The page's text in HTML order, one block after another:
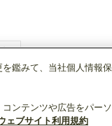
鑑みて、当社個人情報
ンテンツや広告をパー
ェブサイト利用規約